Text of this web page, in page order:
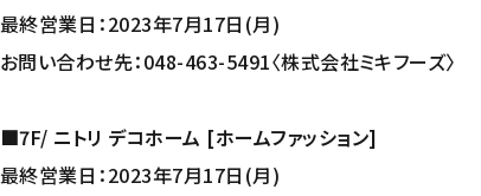
最終営業日：2023年7月17日(月)
お問い合わせ先：048-463-5491〈株式会社ミキフーズ〉
■7F/ ニトリ デコホーム [ホームファッション]
最終営業日：2023年7月17日(月)